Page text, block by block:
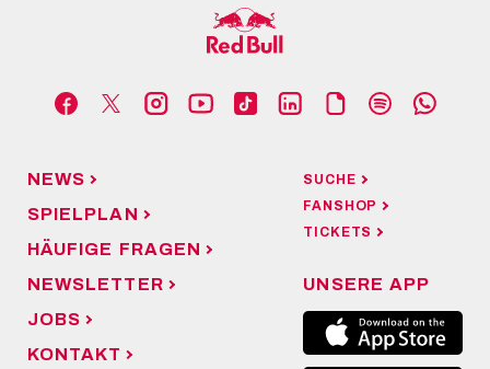
NEWS
SPIELPLAN
HÄUFIGE FRAGEN
NEWSLETTER
JOBS
KONTAKT
SUCHE
FANSHOP
TICKETS
UNSERE APP